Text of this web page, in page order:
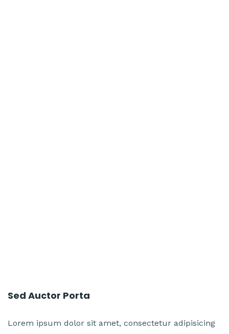
Sed Auctor Porta
Lorem ipsum dolor sit amet, consectetur adipisicing